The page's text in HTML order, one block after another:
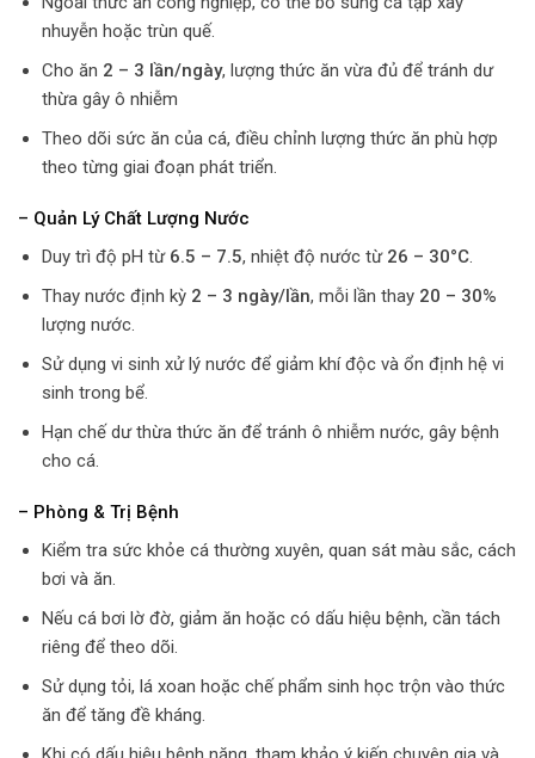
nhuyễn hoặc trùn quế.
Cho ăn 2 – 3 lần/ngày, lượng thức ăn vừa đủ để tránh dư
thừa gây ô nhiễm
Theo dõi sức ăn của cá, điều chỉnh lượng thức ăn phù hợp
theo từng giai đoạn phát triển.
– Quản Lý Chất Lượng Nước
Duy trì độ pH từ 6.5 – 7.5, nhiệt độ nước từ 26 – 30°C.
Thay nước định kỳ 2 – 3 ngày/lần, mỗi lần thay 20 – 30%
lượng nước.
Sử dụng vi sinh xử lý nước để giảm khí độc và ổn định hệ vi
sinh trong bể.
Hạn chế dư thừa thức ăn để tránh ô nhiễm nước, gây bệnh
cho cá.
– Phòng & Trị Bệnh
Kiểm tra sức khỏe cá thường xuyên, quan sát màu sắc, cách
bơi và ăn.
Nếu cá bơi lờ đờ, giảm ăn hoặc có dấu hiệu bệnh, cần tách
riêng để theo dõi.
Sử dụng tỏi, lá xoan hoặc chế phẩm sinh học trộn vào thức
ăn để tăng đề kháng.